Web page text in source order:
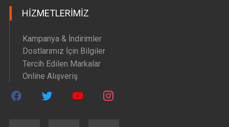
HIZMETLERIMIZ
Kampanya & İndirimler
Dostlarımız İçin Bilgiler
Tercih Edilen Markalar
Online Alışveriş